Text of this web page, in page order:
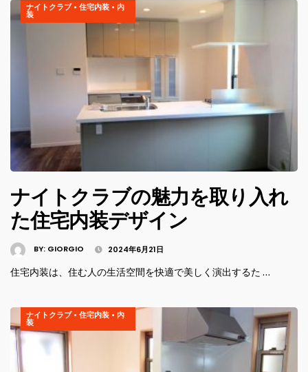
ナイトクラブ• 住宅内装 • 内
装
ナイトクラブの魅力を取り入れ
た住宅内装デザイン
BY: GIORGIO 2024年6月21日
住宅内装は、住む人の生活空間を快適で美しく演出するた …
ナイトクラブ• 住宅内装 • 内
装